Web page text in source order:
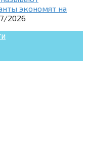
экономят на
2026